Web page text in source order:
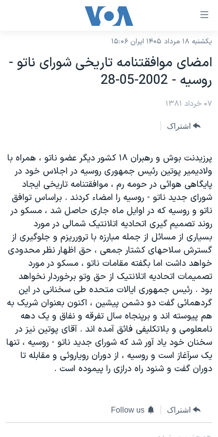
لینکهای
دسترسی
جهش
محتوای
اصلی
جهش
به
جستجو
نسخه سبک وب‌سایت
موضوع ها
ایران
آمریکا
ورزشی
گزیده‌ها
ویژه برنامه‌ها
ویدیوها
فرهنگ و زندگی
حقوق شهروندی
اقتصادی
علم و فناوری
اسرائیل در جنگ
گالری عکس
آرشیو پخش زنده
برنامه های تلویزیونی
جدول برنامه ها
جام جهانی ۲۰۲۶
عملیات خشم حماسی
۲۵۰سالگی آمریکا
بایگانی برنامه‌های تلویزیونی
مستندها
انتخابات ریاست جمهوری آمریکا ۲۰۲۴
حمله جمهوری اسلامی به اسرائیل
رمز مهسا
ورزش زنان در ایران
اعتراضات زن، زندگی، آزادی
مجموعه مستندهای دادخواهی
تریبونال مردمی آبان ۹۸
دادگاه حمید نوری
اعتراضات مردمی آبان ۹۸
فرکانس‌های صدای آمریکا
پخش رادیویی
یادگیری زبان انگلیسی
دنبال کنید
زبانهای مختلف
یکشنبه ۱۸ مرداد ۱۴۰۵ ایران ۱۵:۰۶
امضای موافقتنامه تاريخی شورای ناتو -
روسيه - 2002-05-28
۰۷ خرداد ۱۳۸۱
اشتراک
پرزيدنت بوش و رهبران ۱۸ کشور ديگر عضو ناتو ، همراه با
ولاديمير پوتين رئيس جمهوری روسيه در اجلاس خود در
پايگاهی هوائی در حومه رم ، موافقتنامه تاريخی ايجاد
شورای جديد ناتو - روسيه را امضاء کردند . براساس توافق
ناتو و روسيه که در اوايل ماه جاری حاصل شد ، مسکو در
روند تصميم گيری اتحاديه اتلانتيک شمالی در مورد
بسياری از مسائل از جمله مبارزه با ترورريزم و جلوگيری از
گسترش سلاحهای کشتار جمعی ، حق اظهار نظر محدودی
خواهد داشت اما بگفته مقامات ناتو ، مسکو در مورد
تصميمات اتحاديه اتلانتيک از حق وتو برخوردار نخواهد
بود . رئيس جمهوری ايالات متحده طی سخنانی در اين
گردهمائی گفت دو دشمن پيشين ، اکنون بعنوان شريک به
هم پيوسته اند و برپنجاه سال تفرقه و نفاق و يک دهه
نامعلومی و بلاتکليفی فائق آمده اند . آقای پوتين نيز در
سخنان خود ياد آور شد که شورای جديد ناتو - روسيه ، تنها
يک سرآغاز است و روسيه ، از دوران روياروئی و مقابله تا
دوران گفت و شنود راه درازی را پيموده است .
اشتراک Follow us